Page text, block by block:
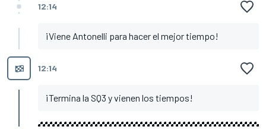
12:14
¡Viene Antonelli para hacer el mejor tiempo!
12:14
¡Termina la SQ3 y vienen los tiempos!